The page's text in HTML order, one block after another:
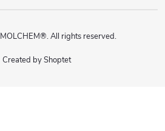
Created by Shoptet
MOLCHEM®. All rights reserved.